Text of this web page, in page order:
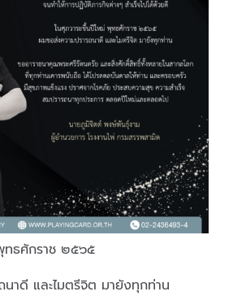
ทธศักราช ๒๕๖๕
าดี และไมตรีจิต มายังทุกท่าน